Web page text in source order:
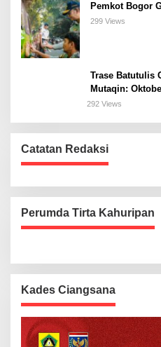
Pemkot Bogor
299 Views
Trase Batutulis
Mutaqin:
292 Views
Catatan Redaksi
Perumda Tirta Kahuripan
Kades Ciangsana